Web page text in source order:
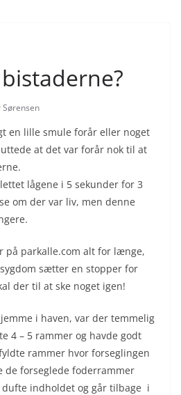
Sørensen
en lille smule forår eller noget
at det var forår nok til at
lågene i 5 sekunder for 3
om der var liv, men denne
på parkalle.com alt for længe,
sætter en stopper for
der til at ske noget igen!
i haven, var der temmelig
4 – 5 rammer og havde godt
rammer hvor forseglingen
de forseglede foderrammer
dufte indholdet og går tilbage i